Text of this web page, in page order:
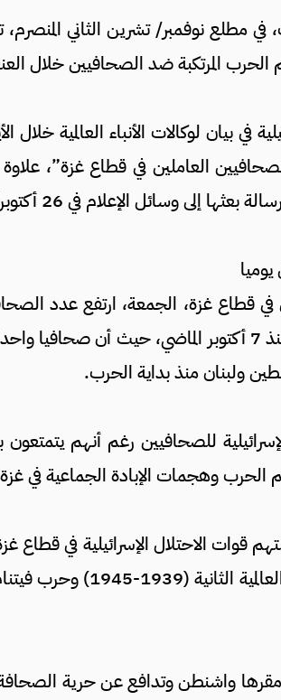
مطلع نوفمبر/ تشرين الثاني
الحرب المرتكبة ضد الصحافيين خلال
في بيان لوكالات الأنباء العالمية خلال
العاملين في قطاع غزة”،
وسائل الإعلام في 26 أكتوبر/ تشرين الأول.
قطاع غزة، الجمعة، ارتفع عدد
الإسرائيلية على القطاع إلى 73، منذ 7 أكتوبر الماضي،
ولبنان منذ بداية الحرب.
للصحافيين رغم أنهم
وهجمات الإبادة الجماعية في غزة
قوات الاحتلال الإسرائيلية في قطاع